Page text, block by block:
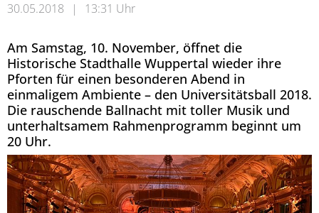
30.05.2018 | 13:31 Uhr
Am Samstag, 10. November, öffnet die
Historische Stadthalle Wuppertal wieder ihre
Pforten für einen besonderen Abend in
einmaligem Ambiente – den Universitätsball 2018.
Die rauschende Ballnacht mit toller Musik und
unterhaltsamem Rahmenprogramm beginnt um
20 Uhr.